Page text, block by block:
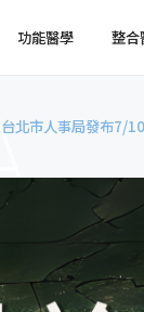
企業健檢預約
企業健檢服務
功能醫學 整合
最新消息
企業集團
北市人事局發布7/